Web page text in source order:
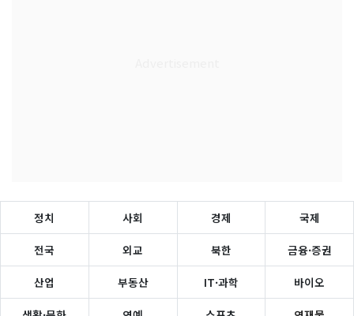
정치 사회 경제 국제
전국 외교 북한 금융·증권
산업 부동산 IT·과학 바이오